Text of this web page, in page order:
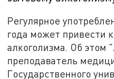
Регулярное
года может привести
алкоголизма. Об этом
преподаватель
Государственного